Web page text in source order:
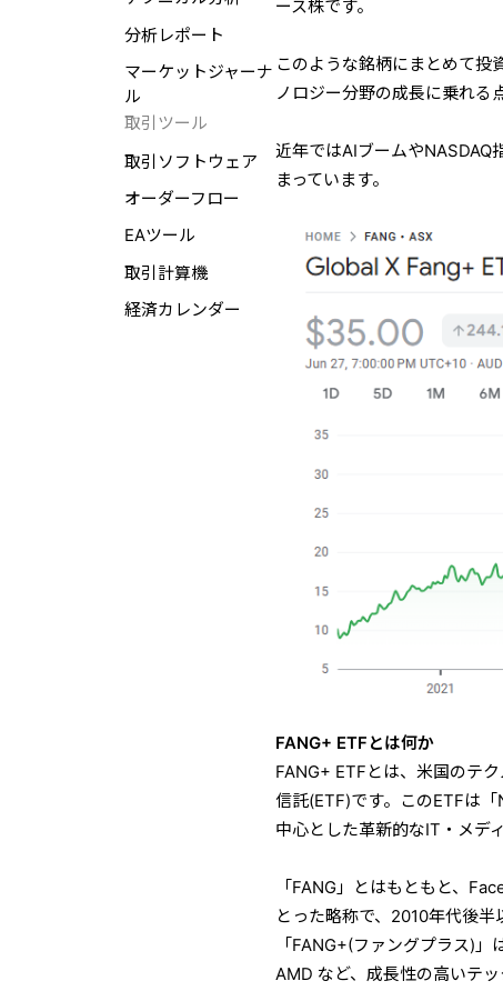
分析レポート
マーケットジャーナ
ル
取引ツール
取引ソフトウェア
オーダーフロー
EAツール
取引計算機
経済カレンダー
ース株です。
このような銘柄にまとめて投
ノロジー分野の成長に乗れる
近年ではAIブームやNASDAQ
まっています。
FANG+ ETFとは何か
FANG+ ETFとは、米国のテ
信託(ETF)です。このETFは
中心とした革新的なIT・メデ
「FANG」とはもともと、
とった略称で、2010年代後
「FANG+(ファングプラス)
AMD など、成長性の高いテ